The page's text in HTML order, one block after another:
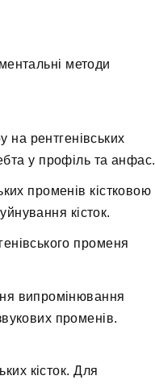
методи
на рентгенівських
у профіль та анфас.
променів кістковою
кісток.
променя
випромінювання
променів.
кісток. Для